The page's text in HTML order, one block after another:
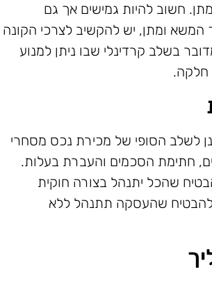
חשוב להיות גמישים אך גם
ומתן, יש להקשיב לצרכי הקונה
בשלב קרדינלי שבו ניתן למנוע
חלקה.
לשלב הסופי של מכירת נכס מסחרי
חתימת הסכמים והעברת בעלות.
שהכל יתנהל בצורה חוקית
ולהבטיח שהעסקה תתנהל ללא